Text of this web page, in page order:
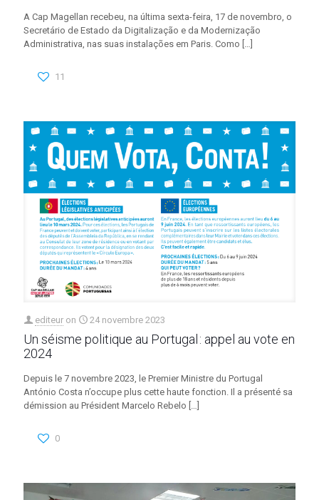
A Cap Magellan recebeu, na última sexta-feira, 17 de novembro, o
Secretário de Estado da Digitalização e da Modernização
Administrativa, nas suas instalações em Paris. Como […]
11
editeur on 24 novembre 2023
Un séisme politique au Portugal : appel au vote en
2024
Depuis le 7 novembre 2023, le Premier Ministre du Portugal
António Costa n’occupe plus cette haute fonction. Il a présenté sa
démission au Président Marcelo Rebelo […]
0